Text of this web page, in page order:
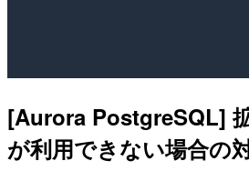
[Aurora PostgreSQL]
が利用できない場合の